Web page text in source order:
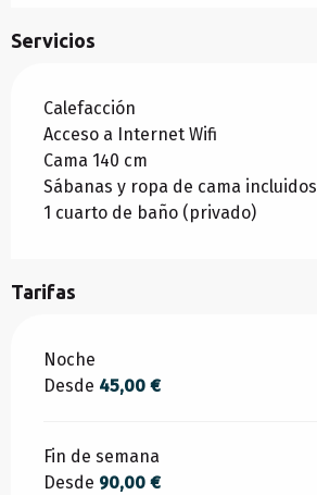
Servicios
Calefacción
Acceso a Internet Wifi
Cama 140 cm
Sábanas y ropa de cama incluidos
1 cuarto de baño (privado)
Tarifas
Tarifas 2026
Noche
Desde 45,00 €
Fin de semana
Desde 90,00 €